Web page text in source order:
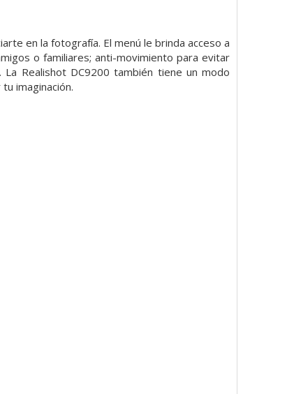
en la fotografía. El menú le brinda acceso a
o familiares; anti-movimiento para evitar
Realishot DC9200 también tiene un modo
imaginación.